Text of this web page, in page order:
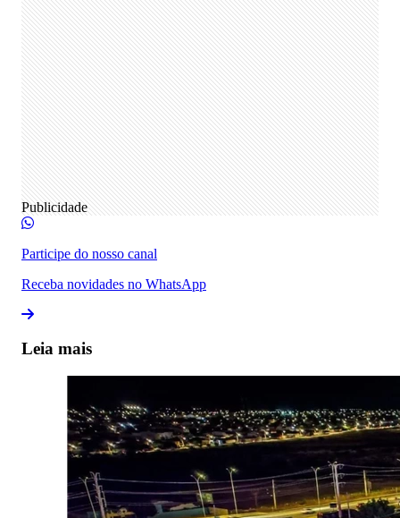
Publicidade
Participe do nosso canal
Receba novidades no WhatsApp
Leia mais